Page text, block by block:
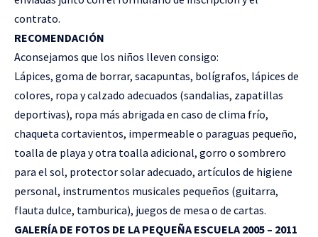
contrato.
RECOMENDACIÓN
Aconsejamos que los niños lleven consigo:
Lápices, goma de borrar, sacapuntas, bolígrafos, lápices de
colores, ropa y calzado adecuados (sandalias, zapatillas
deportivas), ropa más abrigada en caso de clima frío,
chaqueta cortavientos, impermeable o paraguas pequeño,
toalla de playa y otra toalla adicional, gorro o sombrero
para el sol, protector solar adecuado, artículos de higiene
personal, instrumentos musicales pequeños (guitarra,
flauta dulce, tamburica), juegos de mesa o de cartas.
GALERÍA DE FOTOS DE LA PEQUEÑA ESCUELA 2005 – 2011